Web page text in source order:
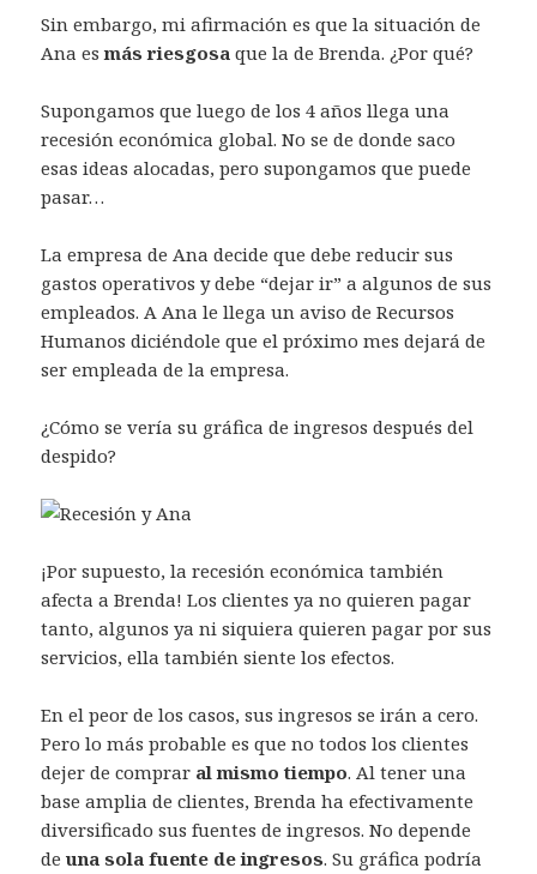
Sin embargo, mi afirmación es que la situación de
Ana esmás riesgosa que la de Brenda. ¿Por qué?
Supongamos que luego de los 4 años llega una
recesión económica global. No se de donde saco
esas ideas alocadas, pero supongamos que puede
pasar…
La empresa de Ana decide que debe reducir sus
gastos operativos y debe “dejar ir” a algunos de sus
empleados. A Ana le llega un aviso de Recursos
Humanos diciéndole que el próximo mes dejará de
ser empleada de la empresa.
¿Cómo se vería su gráfica de ingresos después del
despido?
¡Por supuesto, la recesión económica también
afecta a Brenda! Los clientes ya no quieren pagar
tanto, algunos ya ni siquiera quieren pagar por sus
servicios, ella también siente los efectos.
En el peor de los casos, sus ingresos se irán a cero.
Pero lo más probable es que no todos los clientes
dejer de comprar al mismo tiempo. Al tener una
base amplia de clientes, Brenda ha efectivamente
diversificado sus fuentes de ingresos. No depende
deuna sola fuente de ingresos. Su gráfica podría